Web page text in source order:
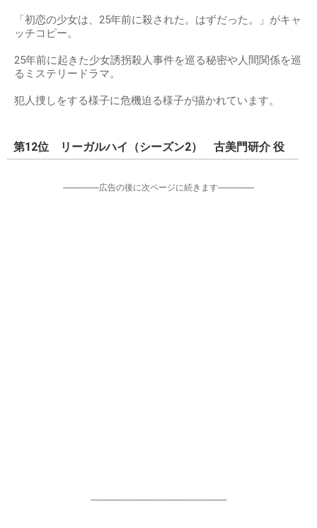
「初恋の少女は、25年前に殺された。はずだった。」がキャ
ッチコピー。
25年前に起きた少女誘拐殺人事件を巡る秘密や人間関係を巡
るミステリードラマ。
犯人捜しをする様子に危機迫る様子が描かれています。
第12位 リーガルハイ（シーズン2） 古美門研介 役
-----------------広告の後に次ページに続きます-----------------
----------------------------------------------------------------